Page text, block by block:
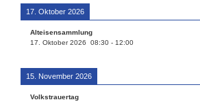
17. Oktober 2026
Alteisensammlung
17. Oktober 2026
08:30 - 12:00
15. November 2026
Volkstrauertag